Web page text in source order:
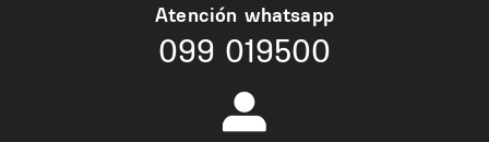
Atención whatsapp
099 019500